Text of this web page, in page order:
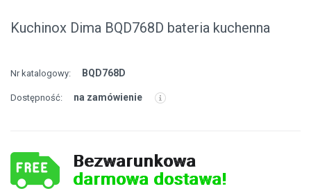
Kuchinox Dima BQD768D bateria kuchenna
Nr katalogowy: BQD768D
Dostępność: na zamówienie
Bezwarunkowa
darmowa dostawa!